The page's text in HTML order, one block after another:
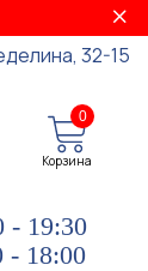
32-15
0
Корзина
- 19:30
- 18:00